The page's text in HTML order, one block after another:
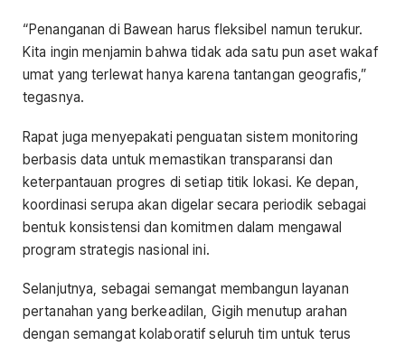
“Penanganan di Bawean harus fleksibel namun terukur.
Kita ingin menjamin bahwa tidak ada satu pun aset wakaf
umat yang terlewat hanya karena tantangan geografis,”
tegasnya.
Rapat juga menyepakati penguatan sistem monitoring
berbasis data untuk memastikan transparansi dan
keterpantauan progres di setiap titik lokasi. Ke depan,
koordinasi serupa akan digelar secara periodik sebagai
bentuk konsistensi dan komitmen dalam mengawal
program strategis nasional ini.
Selanjutnya, sebagai semangat membangun layanan
pertanahan yang berkeadilan, Gigih menutup arahan
dengan semangat kolaboratif seluruh tim untuk terus